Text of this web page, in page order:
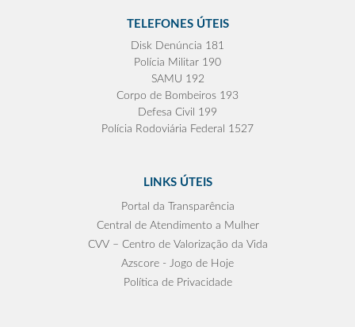
TELEFONES ÚTEIS
Disk Denúncia 181
Polícia Militar 190
SAMU 192
Corpo de Bombeiros 193
Defesa Civil 199
Polícia Rodoviária Federal 1527
LINKS ÚTEIS
Portal da Transparência
Central de Atendimento a Mulher
CVV – Centro de Valorização da Vida
Azscore - Jogo de Hoje
Política de Privacidade